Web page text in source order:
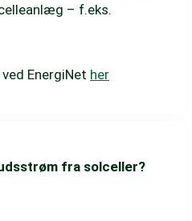
– f.eks.
EnergiNet her
fra solceller?